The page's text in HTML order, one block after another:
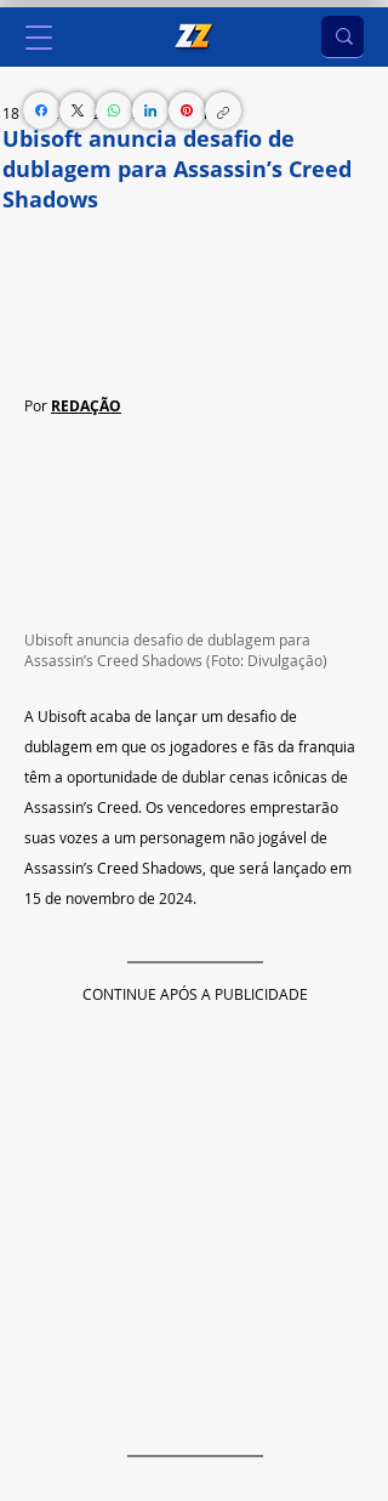
Ubisoft anuncia desafio de
dublagem para Assassin’s Creed
Shadows
18 de jun. de 2024 1 min de leitura
Por REDAÇÃO
Ubisoft anuncia desafio de dublagem para
Assassin’s Creed Shadows (Foto: Divulgação)
A Ubisoft acaba de lançar um desafio de
dublagem em que os jogadores e fãs da franquia
têm a oportunidade de dublar cenas icônicas de
Assassin’s Creed. Os vencedores emprestarão
suas vozes a um personagem não jogável de
Assassin’s Creed Shadows, que será lançado em
15 de novembro de 2024.
CONTINUE APÓS A PUBLICIDADE